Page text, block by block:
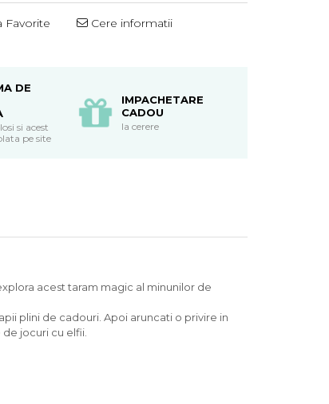
Favorite Cere informatii
DE
si acest
pe site
IMPACHETARE
CADOU
la cerere
acest taram magic al minunilor de
plini de cadouri. Apoi aruncati o privire in
jocuri cu elfii.